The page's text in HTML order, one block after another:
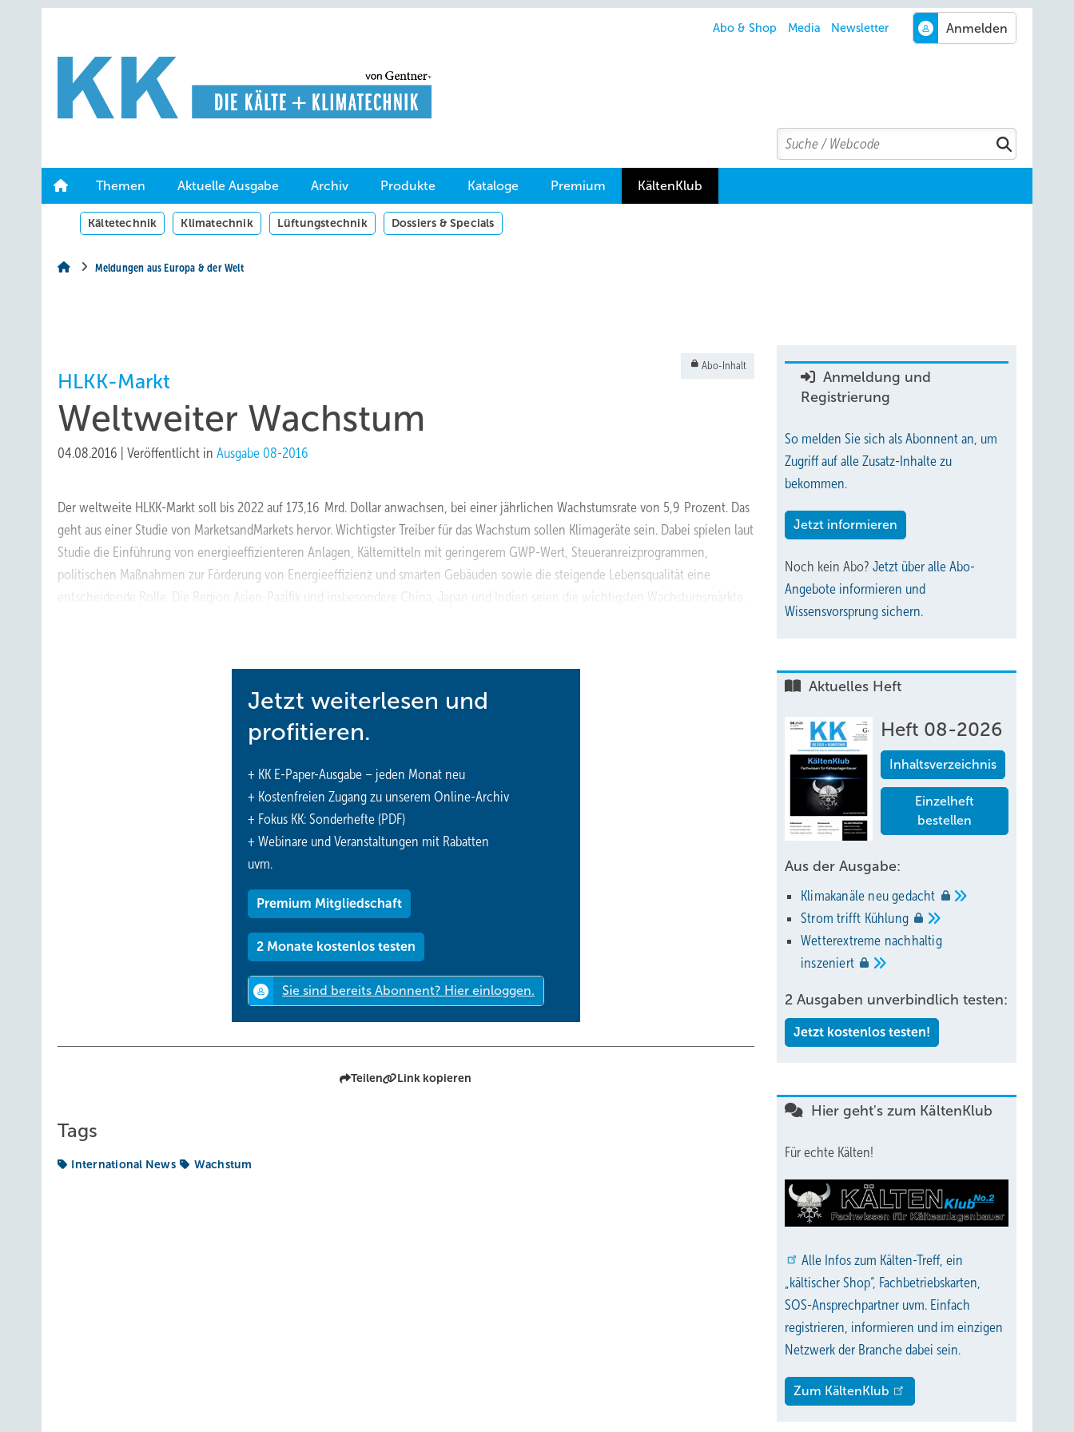
Hauptinhalt
Hauptmenü
Abo & Shop Media Newsletter
Search
Suchen
Themen Aktuelle Ausgabe Archiv Produkte Kataloge Premium KältenKlub
Kältetechnik Klimatechnik Lüftungstechnik Dossiers & Specials
Meldungen aus Europa & der Welt
Abo-Inhalt
HLKK-Markt
Weltweiter Wachstum
04.08.2016 Veröffentlicht in Ausgabe 08-2016
Der weltweite HLKK-Markt soll bis 2022 auf 173,16 Mrd. Dollar anwachsen, bei einer jährlichen Wachstumsrate von 5,9 Prozent. Das
geht aus einer Studie von MarketsandMarkets hervor. Wichtigster Treiber für das Wachstum sollen Klimageräte sein. Dabei spielen laut
Studie die Einführung von energieeffizienteren Anlagen, Kältemitteln mit geringerem GWP-Wert, Steueranreizprogrammen,
politischen Maßnahmen zur Förderung von Energieeffizienz und smarten Gebäuden sowie die steigende Lebensqualität eine
entscheidende Rolle. Die Region Asien-Pazifik und insbesondere China, Japan und Indien seien die wichtigsten Wachstumsmärkte.
Jetzt weiterlesen und
profitieren.
+ KK E-Paper-Ausgabe – jeden Monat neu
+ Kostenfreien Zugang zu unserem Online-Archiv
+ Fokus KK: Sonderhefte (PDF)
+ Webinare und Veranstaltungen mit Rabatten
uvm.
Premium Mitgliedschaft
2 Monate kostenlos testen
Teilen Link kopieren
Tags
International News Wachstum
Anmeldung und
Registrierung
So melden Sie sich als Abonnent an, um
Zugriff auf alle Zusatz-Inhalte zu
bekommen.
Jetzt informieren
Noch kein Abo? Jetzt über alle Abo-
Angebote informieren und
Wissensvorsprung sichern.
Aktuelles Heft
Heft 08-2026
Inhaltsverzeichnis
Einzelheft
bestellen
Aus der Ausgabe:
Klimakanäle neugedacht
Strom trifft Kühlung
Wetterextreme nachhaltig
inszeniert
2 Ausgaben unverbindlich testen:
Jetzt kostenlos testen!
Hier geht's zum KältenKlub
Für echte Kälten!
Alle Infos zum Kälten-Treff, ein
„kältischer Shop“, Fachbetriebskarten,
SOS-Ansprechpartner uvm. Einfach
registrieren, informieren und im einzigen
Netzwerk der Branche dabei sein.
Zum KältenKlub